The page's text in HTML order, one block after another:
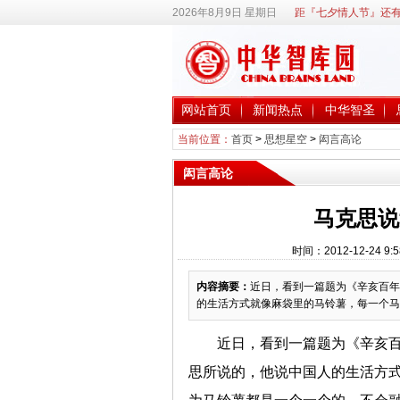
2026年8月9日 星期日 距『七夕情人节』还
网站首页 新闻热点 中华智圣
当前位置： 首页> 思想星空> 闳言高论
闳言高论
马克思
时间：2012-12-24
内容摘要： 近日，看到一篇题为《辛亥百
的生活方式就像麻袋里的马铃薯，每一个
近日，看到一篇题为《辛亥
思所说的，他说中国人的生活方